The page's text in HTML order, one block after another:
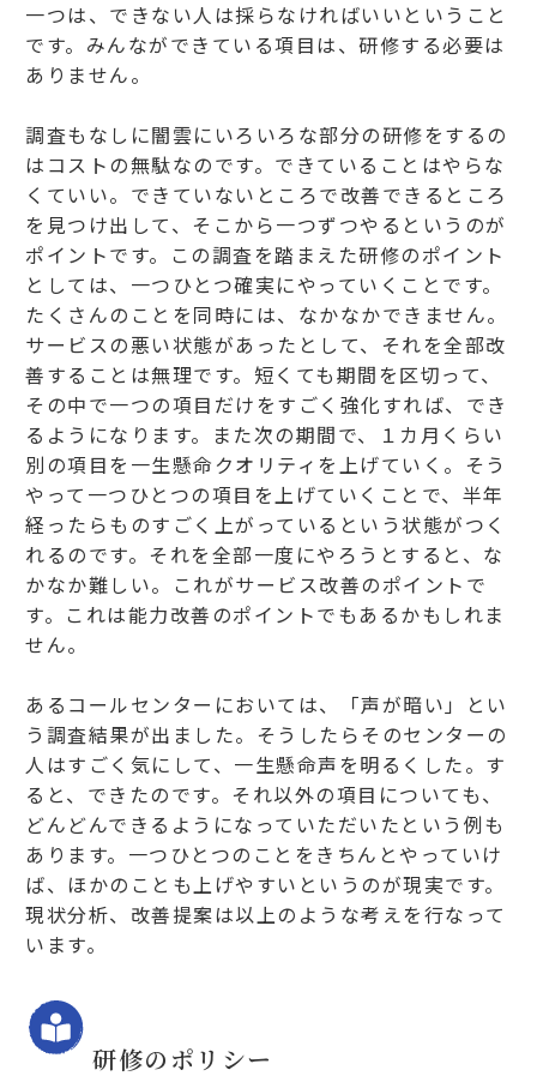
一つは、できない人は採らなければいいということ
です。みんなができている項目は、研修する必要は
ありません。
調査もなしに闇雲にいろいろな部分の研修をするの
はコストの無駄なのです。できていることはやらな
くていい。できていないところで改善できるところ
を見つけ出して、そこから一つずつやるというのが
ポイントです。この調査を踏まえた研修のポイント
としては、一つひとつ確実にやっていくことです。
たくさんのことを同時には、なかなかできません。
サービスの悪い状態があったとして、それを全部改
善することは無理です。短くても期間を区切って、
その中で一つの項目だけをすごく強化すれば、でき
るようになります。また次の期間で、１カ月くらい
別の項目を一生懸命クオリティを上げていく。そう
やって一つひとつの項目を上げていくことで、半年
経ったらものすごく上がっているという状態がつく
れるのです。それを全部一度にやろうとすると、な
かなか難しい。これがサービス改善のポイントで
す。これは能力改善のポイントでもあるかもしれま
せん。
あるコールセンターにおいては、「声が暗い」とい
う調査結果が出ました。そうしたらそのセンターの
人はすごく気にして、一生懸命声を明るくした。す
ると、できたのです。それ以外の項目についても、
どんどんできるようになっていただいたという例も
あります。一つひとつのことをきちんとやっていけ
ば、ほかのことも上げやすいというのが現実です。
現状分析、改善提案は以上のような考えを行なって
います。
研修のポリシー